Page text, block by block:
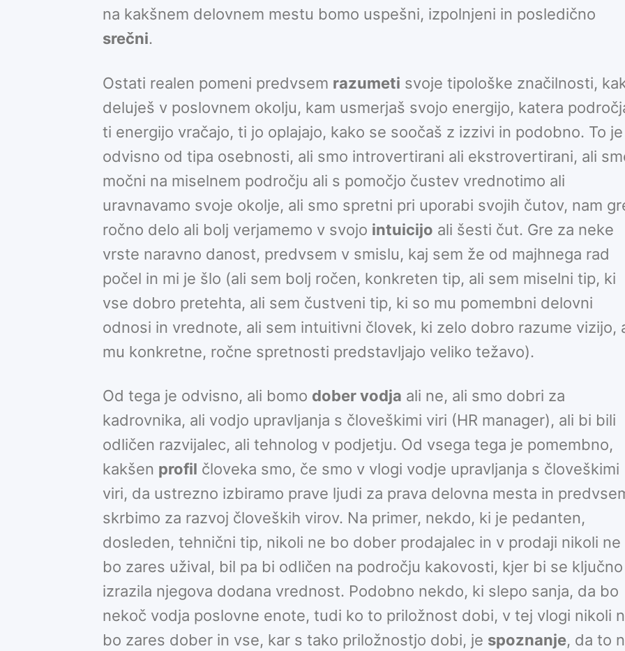
na kakšnem delovnem mestu bomo uspešni, izpolnjeni in posledično
srečni.
Ostati realen pomeni predvsem razumeti svoje tipološke značilnosti,
deluješ v poslovnem okolju, kam usmerjaš svojo energijo, katera
ti energijo vračajo, ti jo oplajajo, kako se soočaš z izzivi in podobno. To je
odvisno od tipa osebnosti, ali smo introvertirani ali ekstrovertirani, ali
močni na miselnem področju ali s pomočjo čustev vrednotimo ali
uravnavamo svoje okolje, ali smo spretni pri uporabi svojih čutov, nam
ročno delo ali bolj verjamemo v svojo intuicijo ali šesti čut. Gre za neke
vrste naravno danost, predvsem v smislu, kaj sem že od majhnega rad
počel in mi je šlo (ali sem bolj ročen, konkreten tip, ali sem miselni tip, ki
vse dobro pretehta, ali sem čustveni tip, ki so mu pomembni delovni
odnosi in vrednote, ali sem intuitivni človek, ki zelo dobro razume vizijo,
mu konkretne, ročne spretnosti predstavljajo veliko težavo).
Od tega je odvisno, ali bomo dober vodja ali ne, ali smo dobri za
kadrovnika, ali vodjo upravljanja s človeškimi viri (HR manager), ali bi bili
odličen razvijalec, ali tehnolog v podjetju. Od vsega tega je pomembno,
kakšen profil človeka smo, če smo v vlogi vodje upravljanja s človeškimi
viri, da ustrezno izbiramo prave ljudi za prava delovna mesta in
skrbimo za razvoj človeških virov. Na primer, nekdo, ki je pedanten,
dosleden, tehnični tip, nikoli ne bo dober prodajalec in v prodaji nikoli ne
bo zares užival, bil pa bi odličen na področju kakovosti, kjer bi se ključno
izrazila njegova dodana vrednost. Podobno nekdo, ki slepo sanja, da bo
nekoč vodja poslovne enote, tudi ko to priložnost dobi, v tej vlogi nikoli
bo zares dober in vse, kar s tako priložnostjo dobi, je spoznanje, da to